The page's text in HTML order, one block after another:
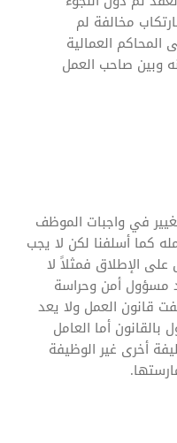
مخالفة لم
المحاكم العمالية
وبين صاحب العمل
في واجبات الموظف
كما أسلفنا لكن لا يجب
الإطلاق فمثلاً لا
مسؤول أمن وحراسة
قانون العمل ولا يعد
بالقانون أما العامل
أخرى غير الوظيفة